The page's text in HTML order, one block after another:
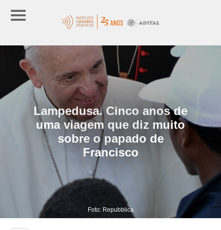
Lampedusa. Cinco anos de
uma viagem que diz muito
sobre o papado de
Francisco
Foto: Repubblica